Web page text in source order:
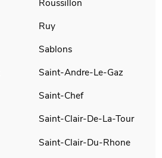
Roussillon
Ruy
Sablons
Saint-Andre-Le-Gaz
Saint-Chef
Saint-Clair-De-La-Tour
Saint-Clair-Du-Rhone